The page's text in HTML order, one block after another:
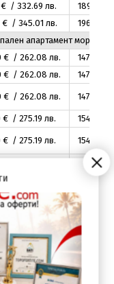
€ / 332.69 лв. 189
€ / 345.01 лв. 196
апартамент море
€ / 262.08 лв. 147
€ / 262.08 лв. 147
€ / 262.08 лв. 147
€ / 275.19 лв. 154
€ / 275.19 лв. 154
.40€
€ / 353.81лв. 198
€ / 366 лв. 205
апартамент
€ / 340.31лв.
€ / 340.31лв. 194